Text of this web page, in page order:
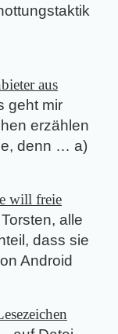
aus
geht mir
erzählen
denn … a)
will freie
alle
dass sie
Android